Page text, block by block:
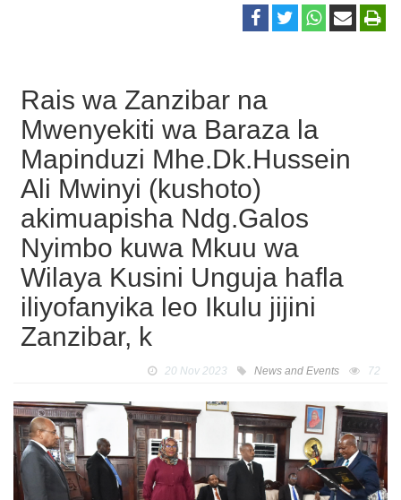
Rais wa Zanzibar na
Mwenyekiti wa Baraza la
Mapinduzi Mhe.Dk.Hussein
Ali Mwinyi (kushoto)
akimuapisha Ndg.Galos
Nyimbo kuwa Mkuu wa
Wilaya Kusini Unguja hafla
iliyofanyika leo Ikulu jijini
Zanzibar, k
20 Nov 2023 News and Events 72